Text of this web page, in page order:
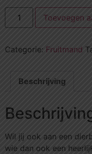
Toevoegen
Categorie: Fruitmand
Beschrijving
Wil jij ook aan een
wie dan ook een